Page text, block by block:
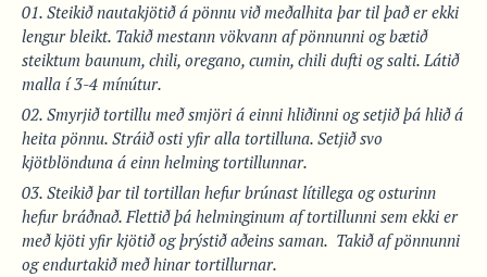
Steikið nautakjötið á pönnu við meðalhita þar til það er ekki
lengur bleikt. Takið mestann vökvann af pönnunni og bætið
steiktum baunum, chili, oregano, cumin, chili dufti og salti. Látið
malla í 3-4 mínútur.
Smyrjið tortillu með smjöri á einni hliðinni og setjið þá hlið á
heita pönnu. Stráið osti yfir alla tortilluna. Setjið svo
kjötblönduna á einn helming tortillunnar.
Steikið þar til tortillan hefur brúnast lítillega og osturinn
hefur bráðnað. Flettið þá helminginum af tortillunni sem ekki er
með kjöti yfir kjötið og þrýstið aðeins saman. Takið af pönnunni
og endurtakið með hinar tortillurnar.